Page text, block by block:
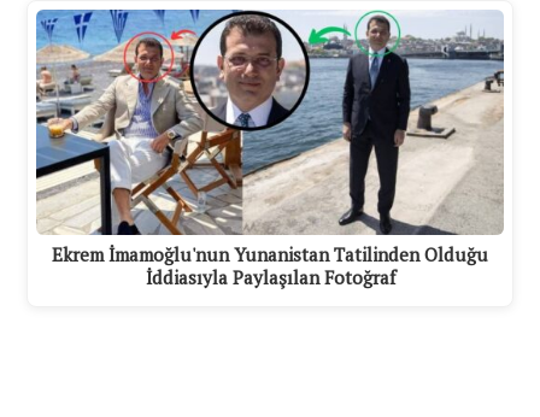
Ekrem İmamoğlu'nun Yunanistan Tatilinden Olduğu
İddiasıyla Paylaşılan Fotoğraf